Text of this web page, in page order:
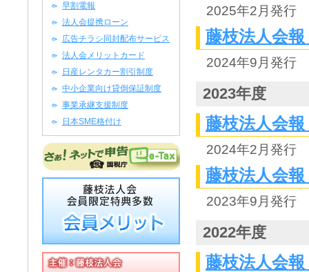
早割電報
法人会提携ローン
広告チラシ同封配布サービス
法人会メリットカード
日産レンタカー割引制度
中小企業向け貸倒保証制度
事業承継支援制度
日本SME格付け
2025年2月発行
藤枝法人会
2024年9月発行
2023年度
藤枝法人会
2024年2月発行
藤枝法人会
2023年9月発行
2022年度
藤枝法人会